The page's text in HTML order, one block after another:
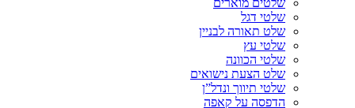
שלטים מוארים
שלטי דגל
שלט תאורה לבניין
שלטי עץ
שלטי הכוונה
שלט הצעת נישואים
שלטי תיווך ונדל”ן
הדפסה על קאפה